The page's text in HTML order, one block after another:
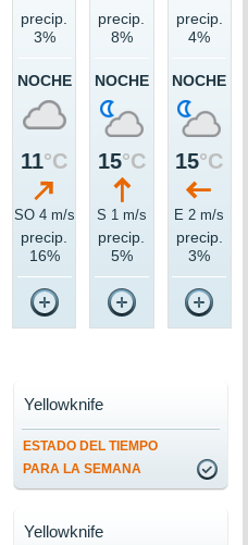
precip.
3%
NOCHE
11°C
SO 4 m/s
precip.
16%
precip.
8%
NOCHE
15°C
S 1 m/s
precip.
5%
precip.
4%
NOCHE
15°C
E 2 m/s
precip.
3%
ESTADO DEL TIEMPO
PARA LA SEMANA
Yellowknife
Yellowknife